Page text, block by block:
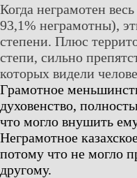
Когда неграмотен
93,1% неграмотны),
степени. Плюс
степи, сильно
которых видели
Грамотное
духовенство,
что могло внушить
Неграмотное
потому что не могло
другому.